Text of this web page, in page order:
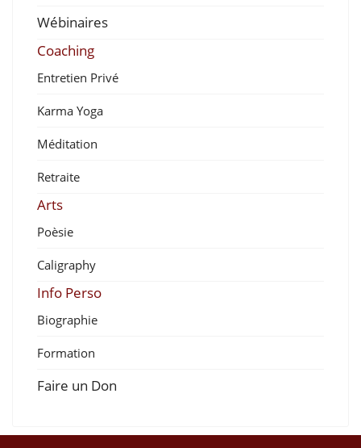
Wébinaires
Coaching
Entretien Privé
Karma Yoga
Méditation
Retraite
Arts
Poèsie
Caligraphy
Info Perso
Biographie
Formation
Faire un Don